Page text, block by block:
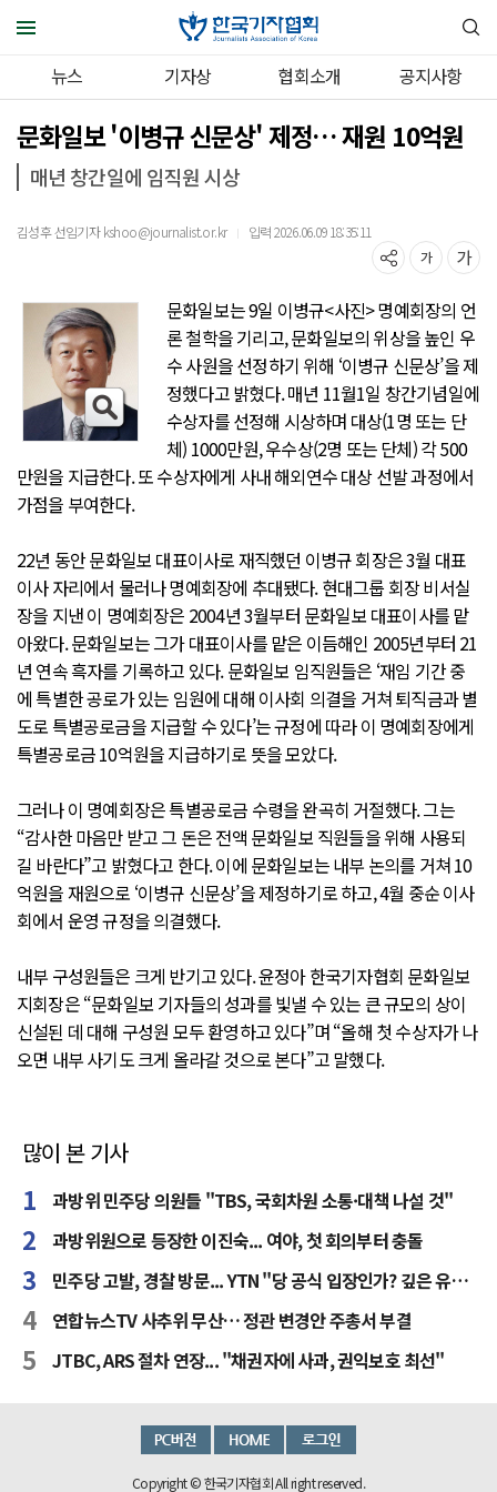
뉴스 기자상 협회소개 공지사항
문화일보 '이병규 신문상' 제정… 재원 10억원
매년 창간일에 임직원 시상
김성후 선임기자 kshoo@journalist.or.kr ｜ 입력 2026.06.09 18:35:11
문화일보는 9일 이병규<사진> 명예회장의 언
론 철학을 기리고, 문화일보의 위상을 높인 우
수 사원을 선정하기 위해 ‘이병규 신문상’을 제
정했다고 밝혔다. 매년 11월1일 창간기념일에
수상자를 선정해 시상하며 대상(1명 또는 단
체) 1000만원, 우수상(2명 또는 단체) 각 500
만원을 지급한다. 또 수상자에게 사내 해외연수 대상 선발 과정에서
가점을 부여한다.
22년 동안 문화일보 대표이사로 재직했던 이병규 회장은 3월 대표
이사 자리에서 물러나 명예회장에 추대됐다. 현대그룹 회장 비서실
장을 지낸 이 명예회장은 2004년 3월부터 문화일보 대표이사를 맡
아왔다. 문화일보는 그가 대표이사를 맡은 이듬해인 2005년부터 21
년 연속 흑자를 기록하고 있다. 문화일보 임직원들은 ‘재임 기간 중
에 특별한 공로가 있는 임원에 대해 이사회 의결을 거쳐 퇴직금과 별
도로 특별공로금을 지급할 수 있다’는 규정에 따라 이 명예회장에게
특별공로금 10억원을 지급하기로 뜻을 모았다.
그러나 이 명예회장은 특별공로금 수령을 완곡히 거절했다. 그는
“감사한 마음만 받고 그 돈은 전액 문화일보 직원들을 위해 사용되
길 바란다”고 밝혔다고 한다. 이에 문화일보는 내부 논의를 거쳐 10
억원을 재원으로 ‘이병규 신문상’을 제정하기로 하고, 4월 중순 이사
회에서 운영 규정을 의결했다.
내부 구성원들은 크게 반기고 있다. 윤정아 한국기자협회 문화일보
지회장은 “문화일보 기자들의 성과를 빛낼 수 있는 큰 규모의 상이
신설된 데 대해 구성원 모두 환영하고 있다”며 “올해 첫 수상자가 나
오면 내부 사기도 크게 올라갈 것으로 본다”고 말했다.
많이 본 기사
과방위 민주당 의원들 "TBS, 국회차원 소통·대책 나설 것"
과방위원으로 등장한 이진숙... 여야, 첫 회의부터 충돌
민주당 고발, 경찰 방문... YTN "당 공식 입장인가? 깊은 유감"
연합뉴스TV 사추위 무산… 정관 변경안 주총서 부결
JTBC, ARS 절차 연장... "채권자에 사과, 권익보호 최선"
Copyright © 한국기자협회 All right reserved.